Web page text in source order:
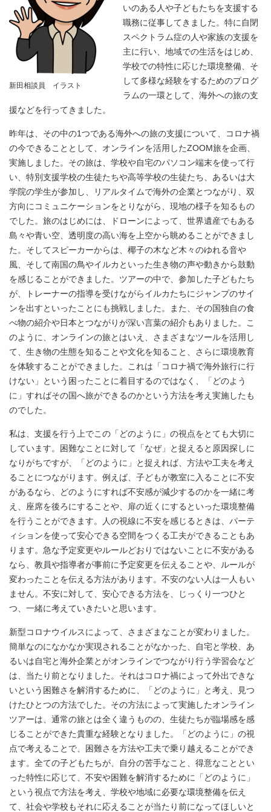
新田相談員 イラスト
いのある人や子どもたちを支援する
職務に従事してきました。特に自閉
スペクトラム症の人や家族の支援を
主に行い、地域での生活をはじめ、
学校での特性に応じた環境整備、そ
して多様な経験をするためのプログ
ラムの一環として、海外への旅の支
援などを行ってきました。
昨年は、その中の1つである海外への旅の支援について、コロナ禍
の今できることとして、オンラインを活用したZOOM旅を企画、
実施しました。その旅は、学校や自宅のパソコン端末を使って行
い、特別支援学校の生徒たちや高等学校の生徒たち、あるいは大
学院の学生が参加し、リアルタイムで海外の企業とつながり、双
方向にコミュニケーションをとりながら、現地の様子を知るもの
でした。旅のはじめには、ドローンによって、世界遺産でもある
島々や青い空、透明度の高い海を上空から眺めることができまし
た。そしてスピーカーからは、椰子の木など木々のゆれる音や
風、そして南国の鳥やイルカといった生き物の声や動きから鼓動
を感じることができました。ツアーの中で、参加した子どもたち
が、トレーナーの指導を受けながらイルカたちにジャンプのサイ
ンを出すといったことにも挑戦しました。また、その国独自の食
べ物の紹介や日本とつながりが深い言葉の紹介もありました。こ
のように、オンラインの旅とはいえ、さまざまなツールを活用し
て、生き物の生態を知ることや文化を知ること、さらに環境教育
を体験することができました。これは「コロナ禍で海外旅行に行
けない」という困ったことに着目するのではなく、「どのよう
に」すればその国へ旅ができるのかという方法を考え実施したも
のでした。
私は、支援を行う上でこの「どのように」の視点をとても大切に
しています。困難なことに対して「なぜ」と捉えると原因探しに
なりがちですが、「どのように」と捉えれば、方法や工夫を考え
ることにつながります。例えば、子どもが教室に入ることに不安
があるなら、どのようにすれば不安感が減少するのかを一緒に考
え、座席を後ろにすることや、扉の近くにするといった環境整備
を行うことができます。人の視線に不安を感じるときは、パーテ
ィションを使って安心できる空間をつくる工夫ができることもあ
ります。急な予定変更やルールどおりではないことに不安がある
なら、教員や指導者が事前に予定変更を伝えることや、ルールが
変わったことを伝える方法があります。不安のない人は一人もい
ません。不安に対して、安心できる方法を、じっくり一つひと
つ、一緒に考えていきたいと思います。
新型コロナウイルスによって、さまざまなことが変わりました。
簡単なのになかなか実現されることがなかった、自宅と学校、あ
るいは自宅と海外企業とがオンラインでつながり行う学習会など
は、当たり前となりました。それはコロナ禍によって外出できな
いという困難さを解消するために、「どのように」と考え、見つ
けたひとつの方法でした。その方法によって実施したオンライン
ツアーは、通常の旅とは全く違うものの、生徒たちが臨場感を感
じることができた貴重な経験となりました。「どのように」の視
点で考えることで、困難さを方法や工夫で乗り越えることができ
ます。全ての子どもたちが、自分の苦手なこと、得意なこととい
った特性に応じて、不安や困難を解消するために「どのように」
という視点で方法を考え、学校や地域に必要な環境整備を伝え
て、社会や学校もそれに応えることが当たり前になってほしいと